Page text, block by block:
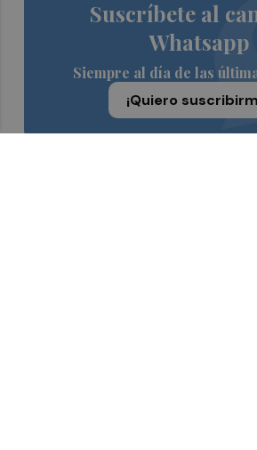
Suscríbete al
Whatsapp
Siempre al día de las
¡Quiero